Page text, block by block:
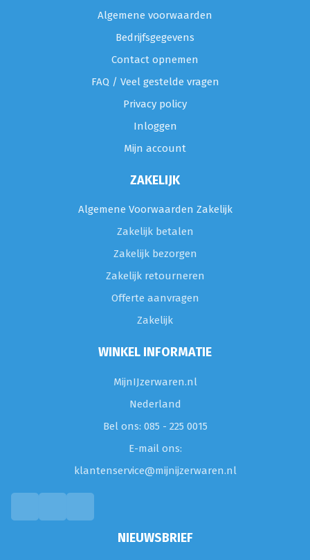
Algemene voorwaarden
Bedrijfsgegevens
Contact opnemen
FAQ / Veel gestelde vragen
Privacy policy
Inloggen
Mijn account
ZAKELIJK
Algemene Voorwaarden Zakelijk
Zakelijk betalen
Zakelijk bezorgen
Zakelijk retourneren
Offerte aanvragen
Zakelijk
WINKEL INFORMATIE
MijnIJzerwaren.nl
Nederland
Bel ons: 085 - 225 0015
E-mail ons:
klantenservice@mijnijzerwaren.nl
NIEUWSBRIEF